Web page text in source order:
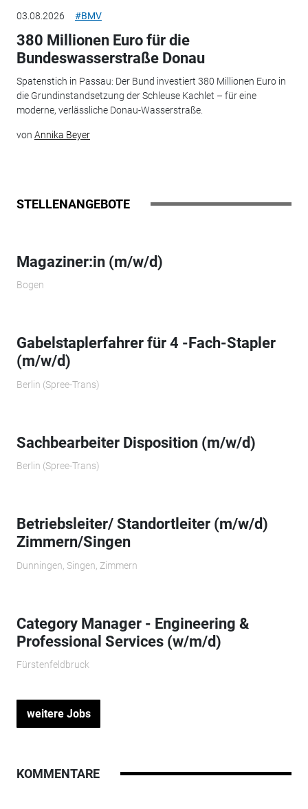
03.08.2026 #BMV
380 Millionen Euro für die
Bundeswasserstraße Donau
Spatenstich in Passau: Der Bund investiert 380 Millionen Euro in
die Grundinstandsetzung der Schleuse Kachlet – für eine
moderne, verlässliche Donau-Wasserstraße.
von Annika Beyer
STELLENANGEBOTE
Magaziner:in (m/w/d)
Bogen
Gabelstaplerfahrer für 4 -Fach-Stapler
(m/w/d)
Berlin (Spree-Trans)
Sachbearbeiter Disposition (m/w/d)
Berlin (Spree-Trans)
Betriebsleiter/ Standortleiter (m/w/d)
Zimmern/Singen
Dunningen, Singen, Zimmern
Category Manager - Engineering &
Professional Services (w/m/d)
Fürstenfeldbruck
weitere Jobs
KOMMENTARE